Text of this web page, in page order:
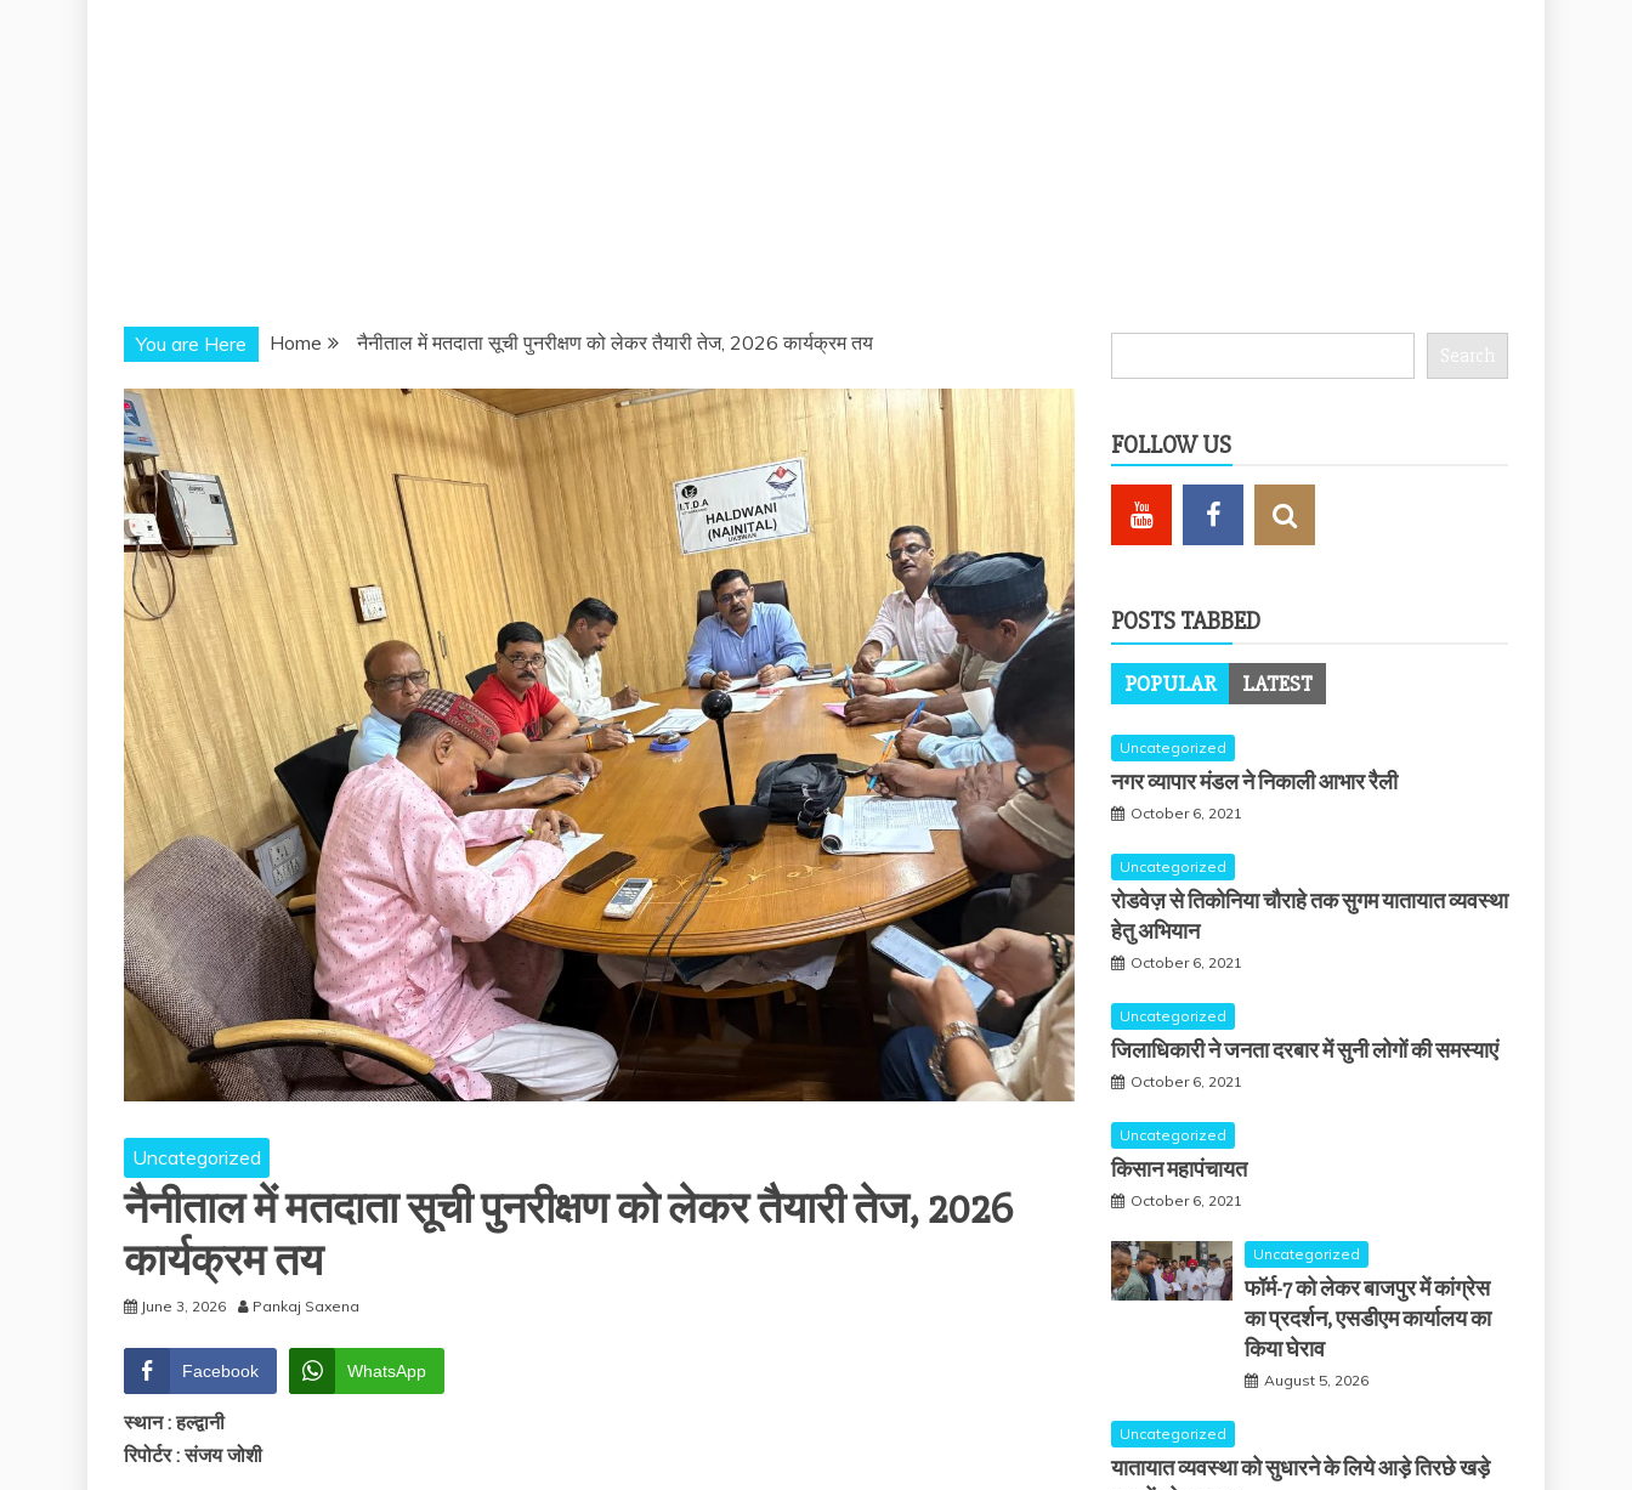
You are Here Home नैनीताल में मतदाता सूची पुनरीक्षण को लेकर तैयारी तेज, 2026 कार्यक्रम तय
Uncategorized
नैनीताल में मतदाता सूची पुनरीक्षण को लेकर तैयारी तेज, 2026
कार्यक्रम तय
June 3, 2026 Pankaj Saxena
Facebook WhatsApp
स्थान : हल्द्वानी
रिपोर्टर : संजय जोशी
Search
FOLLOW US
POSTS TABBED
POPULAR LATEST
Uncategorized
नगर व्यापार मंडल ने निकाली आभार रैली
October 6, 2021
Uncategorized
रोडवेज़ से तिकोनिया चौराहे तक सुगम यातायात व्यवस्था
हेतु अभियान
October 6, 2021
Uncategorized
जिलाधिकारी ने जनता दरबार में सुनी लोगों की समस्याएं
October 6, 2021
Uncategorized
किसान महापंचायत
October 6, 2021
Uncategorized
फॉर्म-7 को लेकर बाजपुर में कांग्रेस
का प्रदर्शन, एसडीएम कार्यालय का
किया घेराव
August 5, 2026
Uncategorized
यातायात व्यवस्था को सुधारने के लिये आड़े तिरछे खड़े